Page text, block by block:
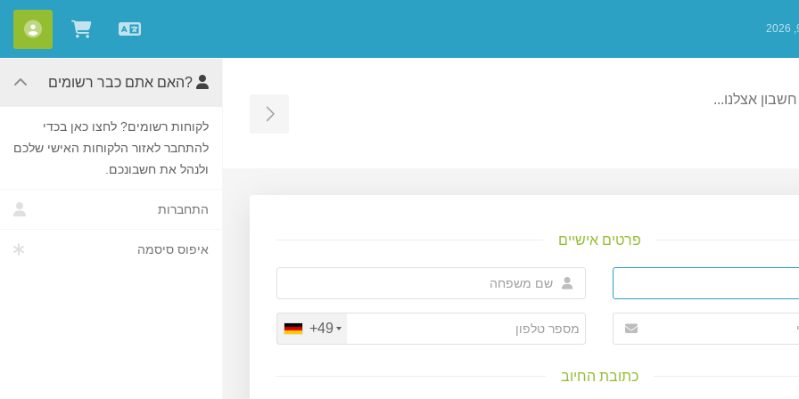
עבריתצפייה
אצלנו...
Toggle Sidebar
פרטים אישיים
+49
כתובת החיוב
?האם אתם כבר רשומים
לקוחות רשומים? לחצו כאן בכדי
להתחבר לאזור הלקוחות האישי שלכם
ולנהל את חשבונכם.
התחברות
איפוס סיסמה